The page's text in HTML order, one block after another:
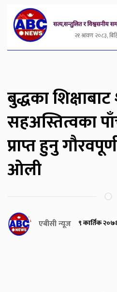
२१ श्रावण २०८३,
बुद्धका शिक्षाबाट
सहअस्तित्वका
प्राप्त हुनु
ओली
एबीसी न्यूज ९ कार्तिक